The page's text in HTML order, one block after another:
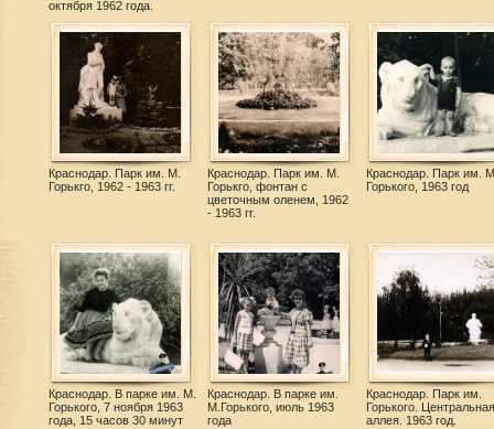
октября 1962 года.
Краснодар. Парк им. М.
Горькго, 1962 - 1963 гг.
Краснодар. Парк им. М.
Горькго, фонтан с
цветочным оленем, 1962
- 1963 гг.
Краснодар. Парк им.
Горького, 1963 год
Краснодар. В парке им. М.
Горького, 7 ноября 1963
года, 15 часов 30 минут
Краснодар. В парке им.
М.Горького, июль 1963
года
Краснодар. Парк им.
Горького. Центральная
аллея. 1963 год.